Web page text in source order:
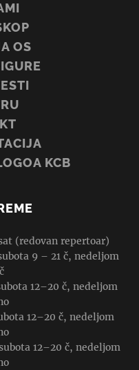
OS
KCB
(redovan repertoar)
9 – 21 č, nedeljom
12–20 č, nedeljom
12–20 č, nedeljom
12–20 č, nedeljom